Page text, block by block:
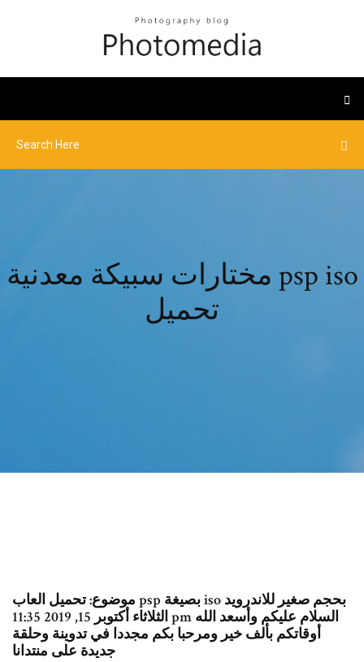
مختارات سبيكة معدنية psp iso
تحميل
موضوع: تحميل العاب psp بصيغة iso بحجم صغير للاندرويد
الثلاثاء أكتوبر 15, 2019 11:35 pm السلام عليكم وأسعد الله
أوقاتكم بألف خير ومرحبا بكم مجددا في تدوينة وحلقة
جديدة على منتدانا